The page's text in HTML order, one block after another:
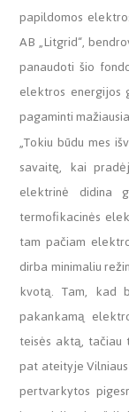
papildomos
AB „Litgrid“,
panaudoti šio
elektros energijos
pagaminti
„Tokiu būdu mes
savaitę, kai
elektrinė didina
termofikacinės
tam pačiam
dirba minimaliu
kvotą. Tam, kad
pakankamą
teisės aktą, tačiau
pat ateityje
pertvarkytos